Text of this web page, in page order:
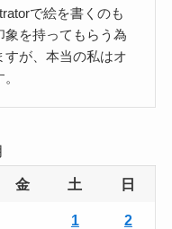
で絵を書くのも
を持ってもらう為
が、本当の私はオ
金 土 日
1 2